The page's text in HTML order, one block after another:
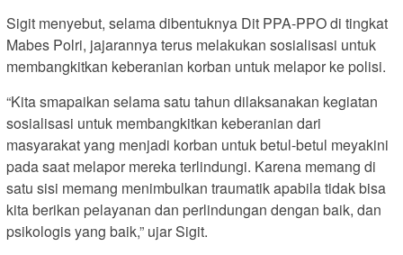
Sigit menyebut, selama dibentuknya Dit PPA-PPO di tingkat
Mabes Polri, jajarannya terus melakukan sosialisasi untuk
membangkitkan keberanian korban untuk melapor ke polisi.
“Kita smapaikan selama satu tahun dilaksanakan kegiatan
sosialisasi untuk membangkitkan keberanian dari
masyarakat yang menjadi korban untuk betul-betul meyakini
pada saat melapor mereka terlindungi. Karena memang di
satu sisi memang menimbulkan traumatik apabila tidak bisa
kita berikan pelayanan dan perlindungan dengan baik, dan
psikologis yang baik,” ujar Sigit.